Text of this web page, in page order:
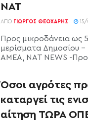
ΝΑΤ
ΑΠΌ ΓΙΏΡΓΟΣ ΘΕΟΧΆΡΗΣ 15/
Προς μικροδάνεια ως
μερίσματα Δημοσίου
ΑΜΕΑ, ΝΑΤ NEWS -
Όσοι αγρότες
καταργεί τις
αίτηση ΤΩΡΑ